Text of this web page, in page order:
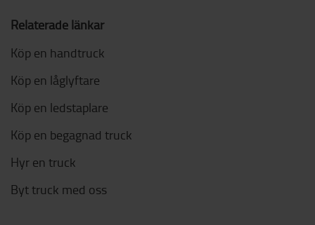
Relaterade länkar
Köp en handtruck
Köp en låglyftare
Köp en ledstaplare
Köp en begagnad truck
Hyr en truck
Byt truck med oss